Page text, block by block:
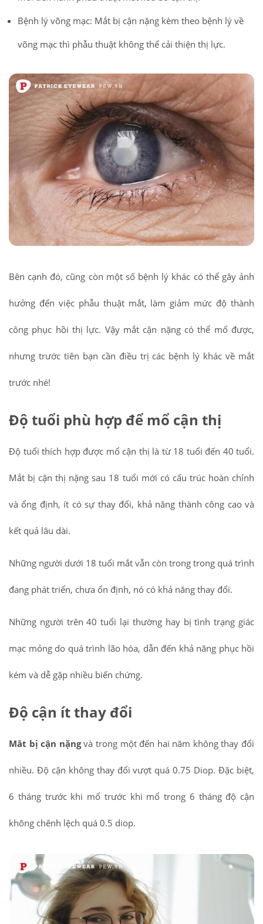
Bệnh lý võng mạc: Mắt bị cận nặng kèm theo bệnh lý về
võng mạc thì phẫu thuật không thể cải thiện thị lực.
Bên cạnh đó, cũng còn một số bệnh lý khác có thể gây ảnh
hưởng đến việc phẫu thuật mắt, làm giảm mức độ thành
công phục hồi thị lực. Vậy mắt cận nặng có thể mổ được,
nhưng trước tiên bạn cần điều trị các bệnh lý khác về mắt
trước nhé!
Độ tuổi phù hợp để mổ cận thị
Độ tuổi thích hợp được mổ cận thị là từ 18 tuổi đến 40 tuổi.
Mắt bị cận thị nặng sau 18 tuổi mới có cấu trúc hoàn chỉnh
và ổng định, ít có sự thay đổi, khả năng thành công cao và
kết quả lâu dài.
Những người dưới 18 tuổi mắt vẫn còn trong trong quá trình
đang phát triển, chưa ổn định, nó có khả năng thay đổi.
Những người trên 40 tuổi lại thường hay bị tình trạng giác
mạc mỏng do quá trình lão hóa, dẫn đến khả năng phục hồi
kém và dễ gặp nhiều biến chứng.
Độ cận ít thay đổi
Mắt bị cận nặngvà trong một đến hai năm không thay đổi
nhiều. Độ cận không thay đổi vượt quá 0.75 Diop. Đặc biệt,
6 tháng trước khi mổ trước khi mổ trong 6 tháng độ cận
không chênh lệch quá 0.5 diop.